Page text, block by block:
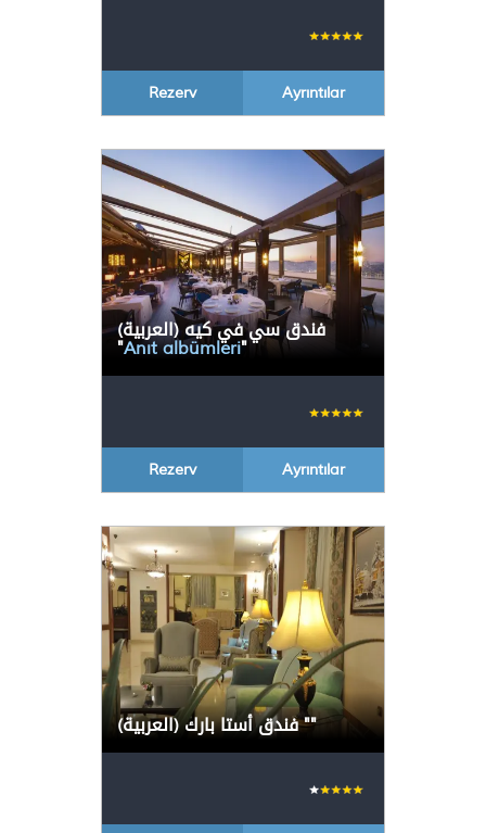
Rezerv Ayrıntılar
(العربية) فندق سي في كيه
"Anıt albümleri"
Rezerv Ayrıntılar
(العربية) فندق أستا بارك ""